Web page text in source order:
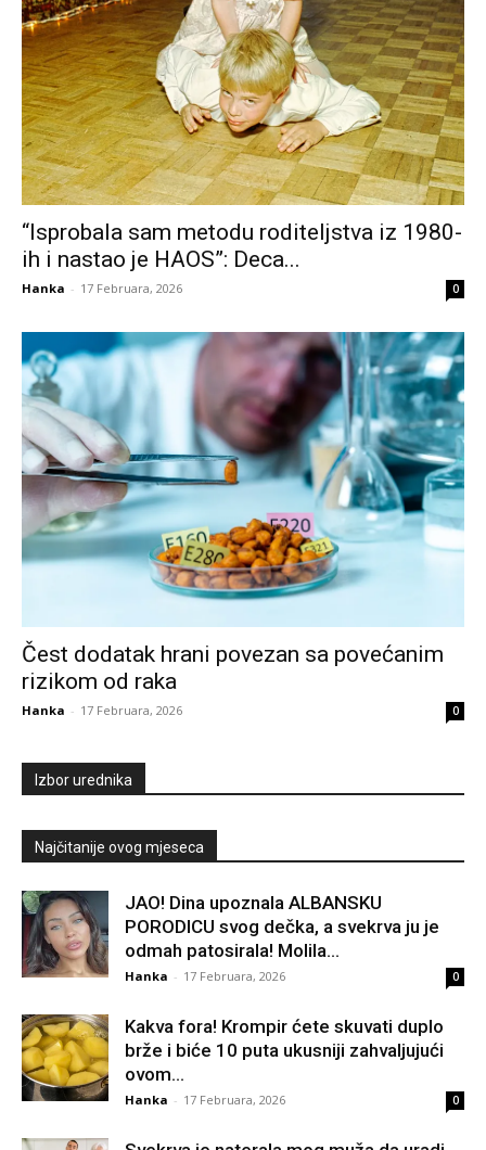
“Isprobala sam metodu roditeljstva iz 1980-
ih i nastao je HAOS”: Deca...
Hanka - 17 Februara, 2026 0
Čest dodatak hrani povezan sa povećanim
rizikom od raka
Hanka - 17 Februara, 2026 0
Izbor urednika
Najčitanije ovog mjeseca
JAO! Dina upoznala ALBANSKU
PORODICU svog dečka, a svekrva ju je
odmah patosirala! Molila...
Hanka - 17 Februara, 2026 0
Kakva fora! Krompir ćete skuvati duplo
brže i biće 10 puta ukusniji zahvaljujući
ovom...
Hanka - 17 Februara, 2026 0